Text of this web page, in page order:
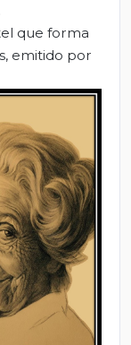
que forma
emitido por